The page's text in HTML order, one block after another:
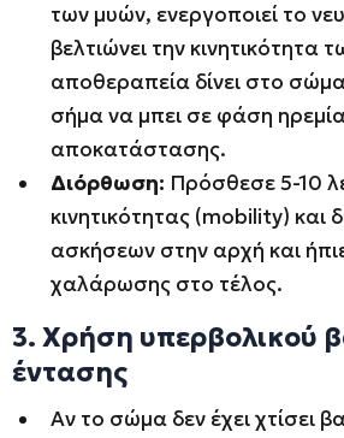
των μυών, ενεργοποιεί το
βελτιώνει την
αποθεραπεία δίνει στο
σήμα να μπει σε φάση
αποκατάστασης.
Διόρθωση: Πρόσθεσε 5-10
κινητικότητας (mobility) και
ασκήσεων στην αρχή και
χαλάρωσης στο τέλος.
3. Χρήση υπερβολικού
έντασης
Αν το σώμα δεν έχει χτίσει